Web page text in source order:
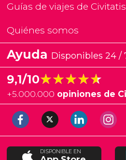
Guías de viajes de Civitatis
Quiénes somos
Ayuda Disponibles 24 /
9,1/10★★★★★
★★★★★
+5.000.000 opiniones de
DISPONIBLE EN